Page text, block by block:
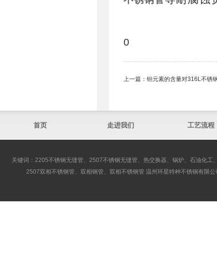
0
上一篇： 钽元素的含量对316L不锈
首页 走进我们 工艺流程
关键词：2205不锈钢无缝管、2507不锈钢无缝管、热交换器、锅炉、石油化
2507双相不锈钢管、双相钢管、双相不锈钢管 温州环星特种不锈钢有限